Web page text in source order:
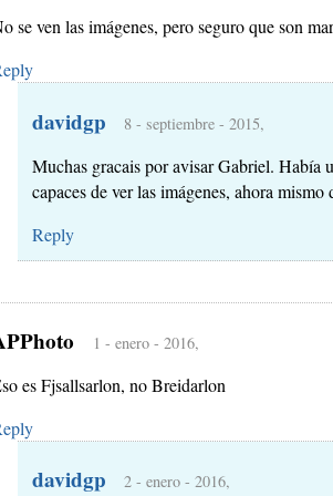
se ven las imágenes, pero seguro que son
davidgp 8 - septiembre - 2015,
Muchas gracais por avisar Gabriel. Había
capaces de ver las imágenes, ahora
Reply
1 - enero - 2016,
es Fjsallsarlon, no Breidarlon
davidgp 2 - enero - 2016,